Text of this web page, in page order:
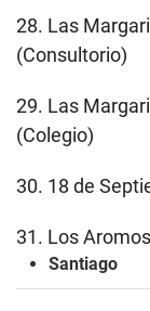
28. Las
(Consultorio)
29. Las
(Colegio)
30. 18 de
31. Los
Santiago